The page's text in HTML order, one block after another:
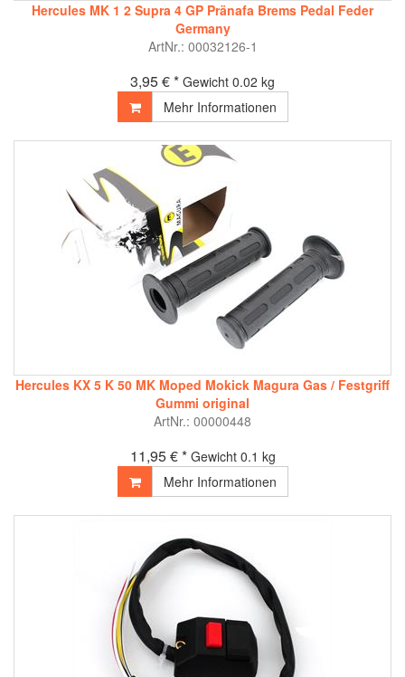
Hercules MK 1 2 Supra 4 GP Pränafa Brems Pedal Feder
Germany
ArtNr.: 00032126-1
3,95 € * Gewicht 0.02 kg
Mehr Informationen
Hercules KX 5 K 50 MK Moped Mokick Magura Gas / Festgriff
Gummi original
ArtNr.: 00000448
11,95 € * Gewicht 0.1 kg
Mehr Informationen